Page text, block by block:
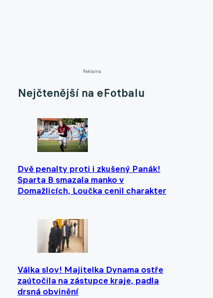
Reklama
Nejčtenější na eFotbalu
Dvě penalty proti i zkušený Panák!
Sparta B smazala manko v
Domažlicích, Loučka cenil charakter
Válka slov! Majitelka Dynama ostře
zaútočila na zástupce kraje, padla
drsná obvinění